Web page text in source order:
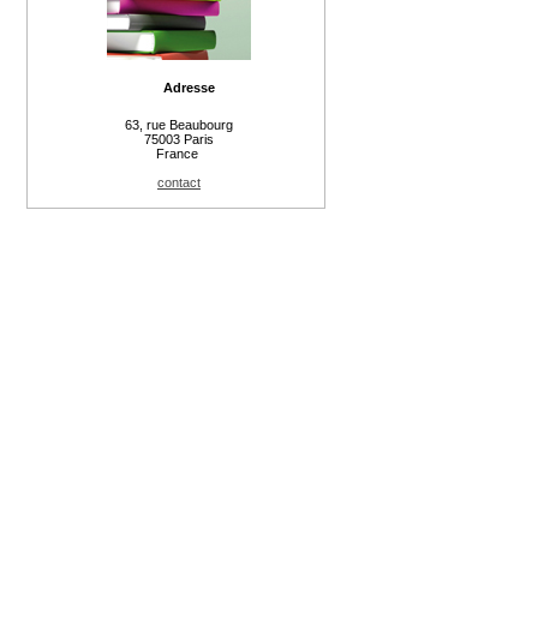
Adresse
63, rue Beaubourg
75003 Paris
France
contact